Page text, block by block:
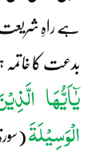
ہے راہِ
بدعت کا خاتمہ
یٰٓاَیُّھَا
الْوَسِیْلَۃَ (سورۃ